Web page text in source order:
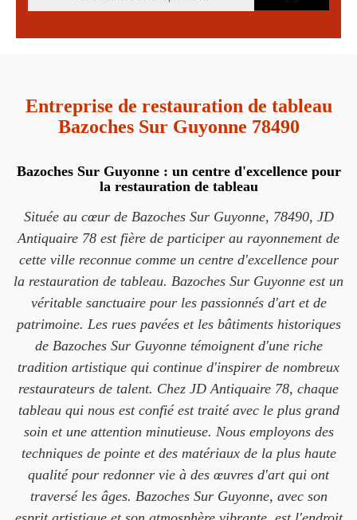
Entreprise de restauration de tableau
Bazoches Sur Guyonne 78490
Bazoches Sur Guyonne : un centre d'excellence pour
la restauration de tableau
Située au cœur de Bazoches Sur Guyonne, 78490, JD
Antiquaire 78 est fière de participer au rayonnement de
cette ville reconnue comme un centre d'excellence pour
la restauration de tableau. Bazoches Sur Guyonne est un
véritable sanctuaire pour les passionnés d'art et de
patrimoine. Les rues pavées et les bâtiments historiques
de Bazoches Sur Guyonne témoignent d'une riche
tradition artistique qui continue d'inspirer de nombreux
restaurateurs de talent. Chez JD Antiquaire 78, chaque
tableau qui nous est confié est traité avec le plus grand
soin et une attention minutieuse. Nous employons des
techniques de pointe et des matériaux de la plus haute
qualité pour redonner vie à des œuvres d'art qui ont
traversé les âges. Bazoches Sur Guyonne, avec son